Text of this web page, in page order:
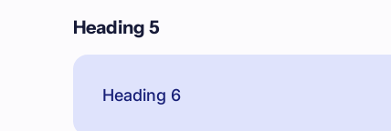
Heading 5
Heading 6